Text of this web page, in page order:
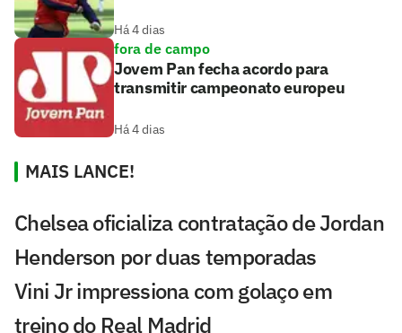
Há 4 dias
fora de campo
Jovem Pan fecha acordo para
transmitir campeonato europeu
Há 4 dias
MAIS LANCE!
Chelsea oficializa contratação de Jordan
Henderson por duas temporadas
Vini Jr impressiona com golaço em
treino do Real Madrid